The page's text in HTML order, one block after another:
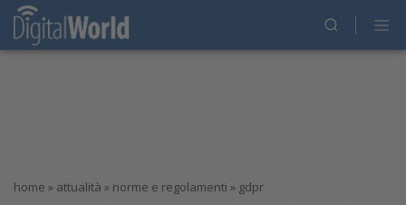
home » attualità » norme e regolamenti » gdpr